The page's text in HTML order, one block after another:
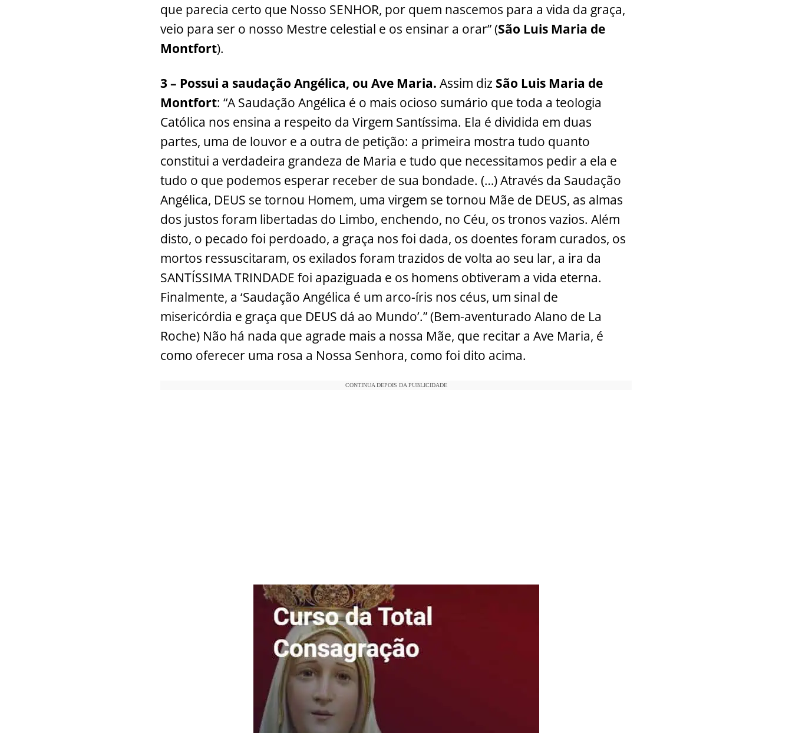
que parecia certo que Nosso SENHOR, por quem nascemos para a vida da graça,
veio para ser o nosso Mestre celestial e os ensinar a orar” (São Luis Maria de
Montfort).
3 – Possui a saudação Angélica, ou Ave Maria. Assim diz São Luis Maria de
Montfort: “A Saudação Angélica é o mais ocioso sumário que toda a teologia
Católica nos ensina a respeito da Virgem Santíssima. Ela é dividida em duas
partes, uma de louvor e a outra de petição: a primeira mostra tudo quanto
constitui a verdadeira grandeza de Maria e tudo que necessitamos pedir a ela e
tudo o que podemos esperar receber de sua bondade. (…) Através da Saudação
Angélica, DEUS se tornou Homem, uma virgem se tornou Mãe de DEUS, as almas
dos justos foram libertadas do Limbo, enchendo, no Céu, os tronos vazios. Além
disto, o pecado foi perdoado, a graça nos foi dada, os doentes foram curados, os
mortos ressuscitaram, os exilados foram trazidos de volta ao seu lar, a ira da
SANTÍSSIMA TRINDADE foi apaziguada e os homens obtiveram a vida eterna.
Finalmente, a ‘Saudação Angélica é um arco-íris nos céus, um sinal de
misericórdia e graça que DEUS dá ao Mundo’.” (Bem-aventurado Alano de La
Roche) Não há nada que agrade mais a nossa Mãe, que recitar a Ave Maria, é
como oferecer uma rosa a Nossa Senhora, como foi dito acima.
CONTINUA DEPOIS DA PUBLICIDADE